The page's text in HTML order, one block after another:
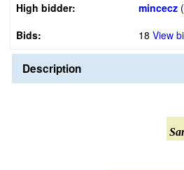
High bidder:
mincecz (
Bids:
18 View
Description